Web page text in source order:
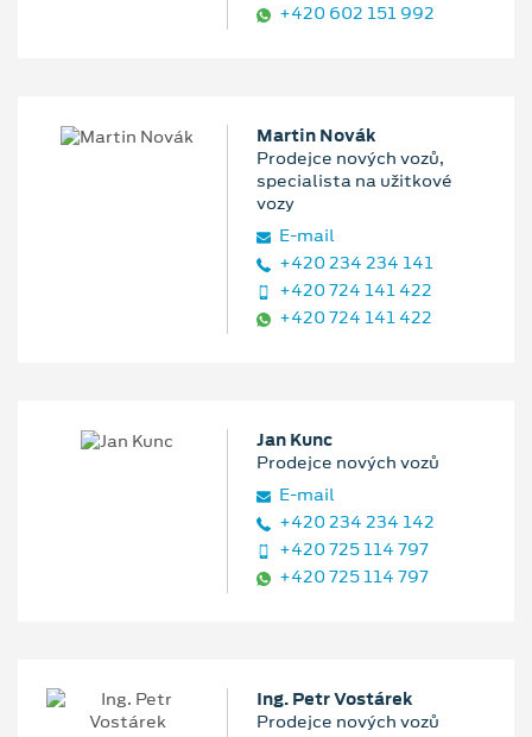
+420 602 151 992
Martin Novák
Prodejce nových vozů,
specialista na užitkové
vozy
E‑mail
+420 234 234 141
+420 724 141 422
+420 724 141 422
Jan Kunc
Prodejce nových vozů
E‑mail
+420 234 234 142
+420 725 114 797
+420 725 114 797
Ing. Petr Vostárek
Prodejce nových vozů